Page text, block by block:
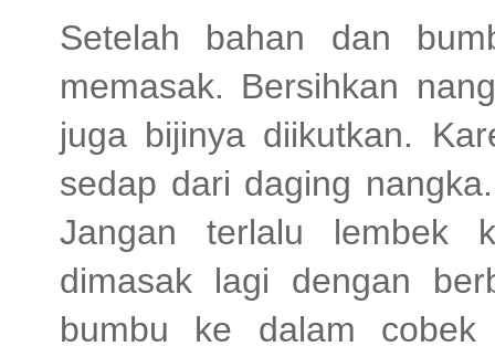
Setelah bahan dan
memasak. Bersihkan
juga bijinya diikutkan.
sedap dari daging
Jangan terlalu lembek
dimasak lagi dengan
bumbu ke dalam